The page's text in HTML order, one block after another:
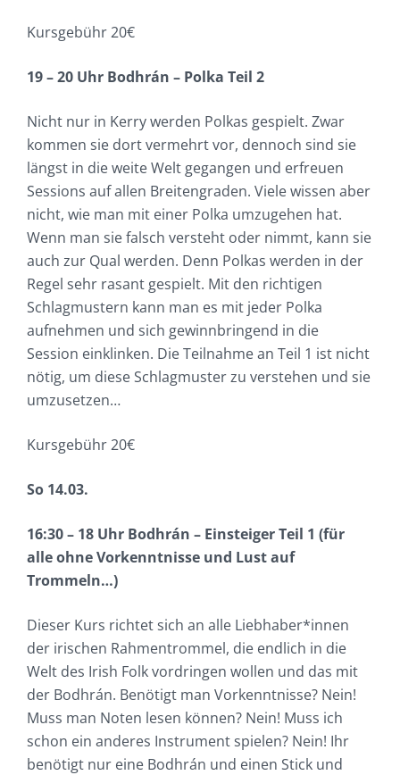
Kursgebühr 20€
19 – 20 Uhr Bodhrán – Polka Teil 2
Nicht nur in Kerry werden Polkas gespielt. Zwar
kommen sie dort vermehrt vor, dennoch sind sie
längst in die weite Welt gegangen und erfreuen
Sessions auf allen Breitengraden. Viele wissen aber
nicht, wie man mit einer Polka umzugehen hat.
Wenn man sie falsch versteht oder nimmt, kann sie
auch zur Qual werden. Denn Polkas werden in der
Regel sehr rasant gespielt. Mit den richtigen
Schlagmustern kann man es mit jeder Polka
aufnehmen und sich gewinnbringend in die
Session einklinken. Die Teilnahme an Teil 1 ist nicht
nötig, um diese Schlagmuster zu verstehen und sie
umzusetzen…
Kursgebühr 20€
So 14.03.
16:30 – 18 Uhr Bodhrán – Einsteiger Teil 1 (für
alle ohne Vorkenntnisse und Lust auf
Trommeln…)
Dieser Kurs richtet sich an alle Liebhaber*innen
der irischen Rahmentrommel, die endlich in die
Welt des Irish Folk vordringen wollen und das mit
der Bodhrán. Benötigt man Vorkenntnisse? Nein!
Muss man Noten lesen können? Nein! Muss ich
schon ein anderes Instrument spielen? Nein! Ihr
benötigt nur eine Bodhrán und einen Stick und